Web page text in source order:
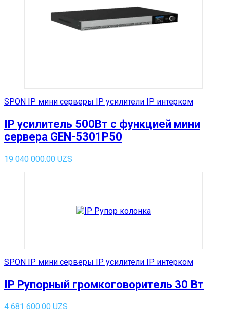
SPON IP мини серверы IP усилители IP интерком
IP усилитель 500Вт с функцией мини
сервера GEN-5301P50
19 040 000.00 UZS
SPON IP мини серверы IP усилители IP интерком
IP Рупорный громкоговоритель 30 Вт
4 681 600.00 UZS